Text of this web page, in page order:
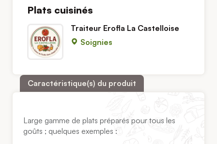
Plats cuisinés
Traiteur Erofla La Castelloise
Soignies
Caractéristique(s) du produit
Large gamme de plats préparés pour tous les
goûts ; quelques exemples :